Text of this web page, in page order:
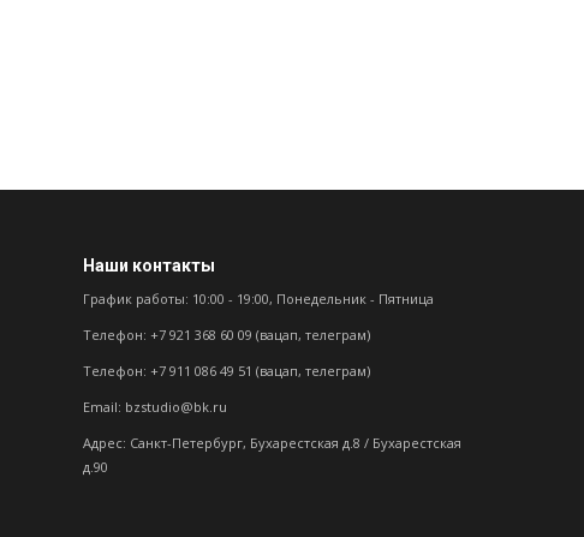
Наши контакты
График работы: 10:00 - 19:00, Понедельник - Пятница
Телефон: +7 921 368 60 09 (вацап, телеграм)
Телефон: +7 911 086 49 51 (вацап, телеграм)
Email: bzstudio@bk.ru
Адрес: Санкт-Петербург, Бухарестская д.8 / Бухарестская
д.90